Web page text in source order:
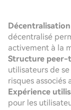
Décentralisation
décentralisé
activement à la
Structure
utilisateurs de
risques associés
Expérience
pour les